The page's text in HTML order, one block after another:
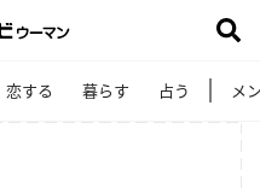
恋する 暮らす 占う メ